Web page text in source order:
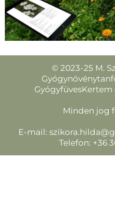
© 2023-25 M.
Minden jog
E-mail:
Telefon: +36